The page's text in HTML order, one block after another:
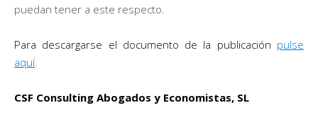
puedan tener a este respecto.
Para descargarse el documento de la publicación pulse
aquí.
CSF Consulting Abogados y Economistas, SL